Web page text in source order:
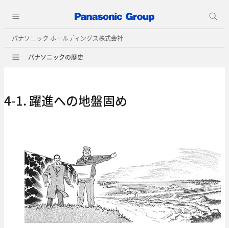
パナソニック ホールディングス株式会社
パナソニックの歴史
4-1. 躍進への地盤固め